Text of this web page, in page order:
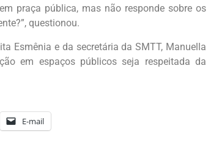
praça pública, mas não responde sobre os
questionou.
Esmênia e da secretária da SMTT, Manuella
em espaços públicos seja respeitada da
E-mail